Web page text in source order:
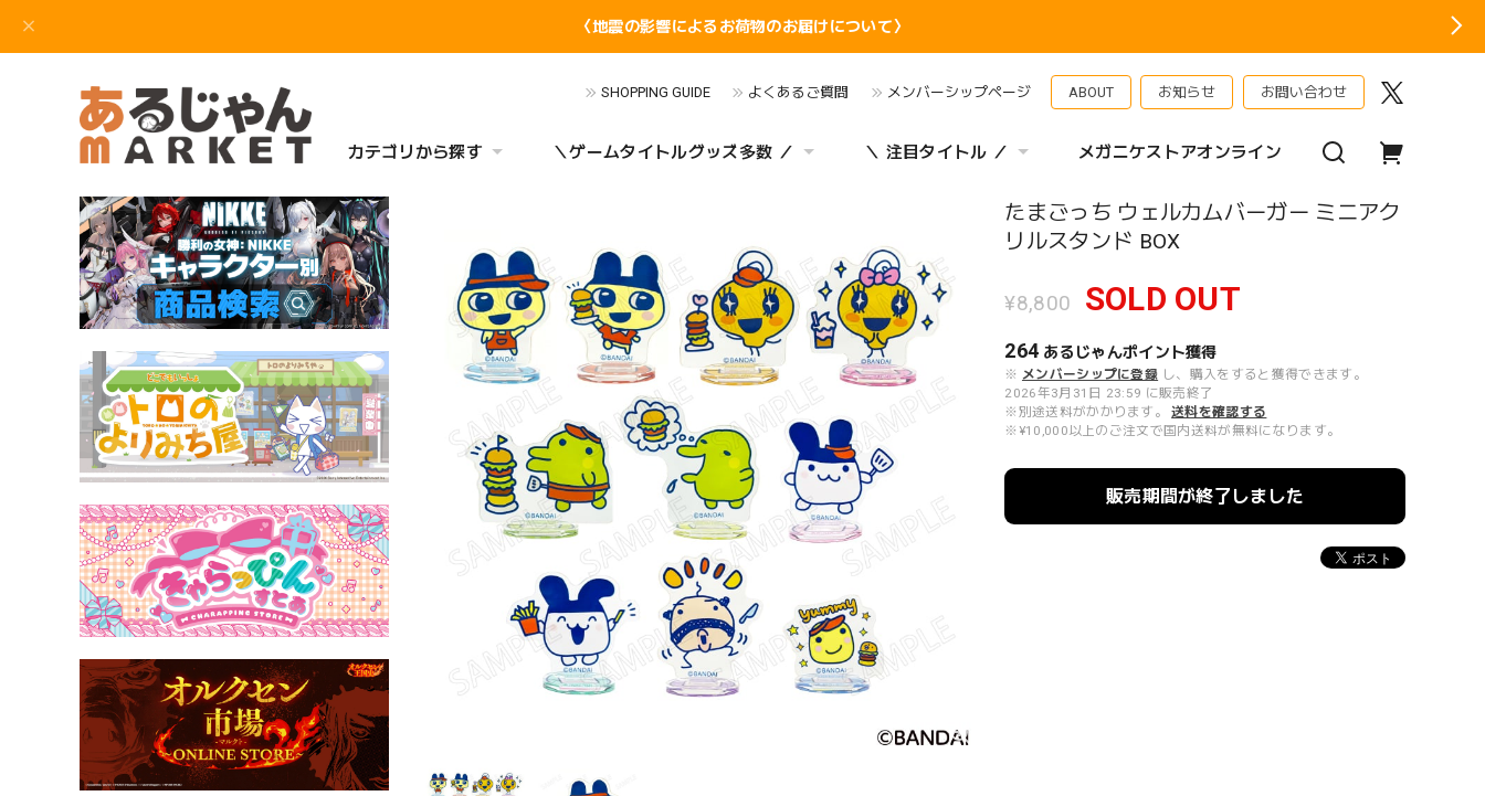
〈地震の影響によるお荷物のお届けについて〉
SHOPPING GUIDE よくあるご質問 メンバーシップページ ABOUT お知らせ お問い合わせ
カテゴリから探す ＼ゲームタイトルグッズ多数 ／ ＼ 注目タイトル ／ メガニケストアオンライン
たまごっち ウェルカムバーガー ミニアク
リルスタンド BOX
¥8,800 SOLD OUT
264 あるじゃんポイント獲得
※ メンバーシップに登録 し、購入をすると獲得できます。
2026年3月31日 23:59 に販売終了
※別途送料がかかります。
送料を確認する
※¥10,000以上のご注文で国内送料が無料になります。
販売期間が終了しました